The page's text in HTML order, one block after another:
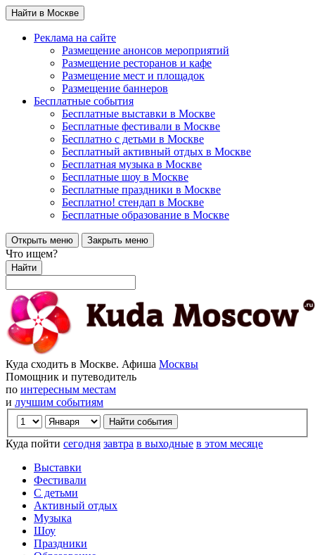
Найти в Москве
Реклама на сайте
Размещение анонсов мероприятий
Размещение ресторанов и кафе
Размещение мест и площадок
Размещение баннеров
Бесплатные события
Бесплатные выставки в Москве
Бесплатные фестивали в Москве
Бесплатно с детьми в Москве
Бесплатный активный отдых в Москве
Бесплатная музыка в Москве
Бесплатные шоу в Москве
Бесплатные праздники в Москве
Бесплатно! стендап в Москве
Бесплатные образование в Москве
Открыть меню Закрыть меню
Что ищем?
Найти
Куда сходить в Москве. Афиша Москвы
Помощник и путеводитель
по интересным местам
и лучшим событиям
Куда пойти сегодня завтра в выходные в этом месяце
Выставки
Фестивали
С детьми
Активный отдых
Музыка
Шоу
Праздники